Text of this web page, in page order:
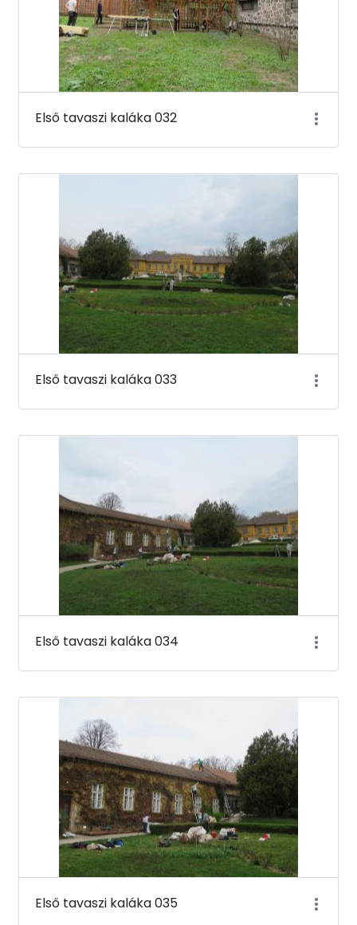
Első tavaszi kaláka 032
Első tavaszi kaláka 033
Első tavaszi kaláka 034
Első tavaszi kaláka 035